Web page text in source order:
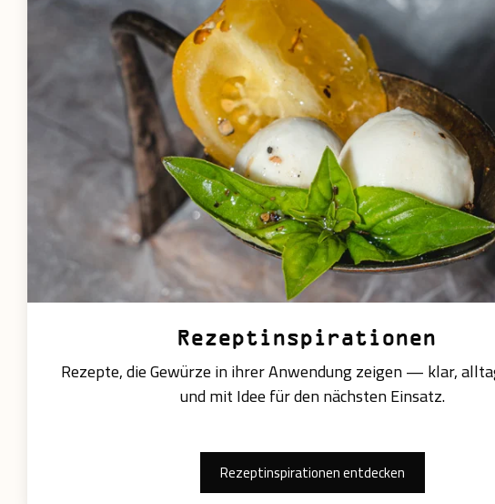
Rezeptinspirationen
Rezepte, die Gewürze in ihrer Anwendung zeigen — klar,
und mit Idee für den nächsten Einsatz.
Rezeptinspirationen entdecken